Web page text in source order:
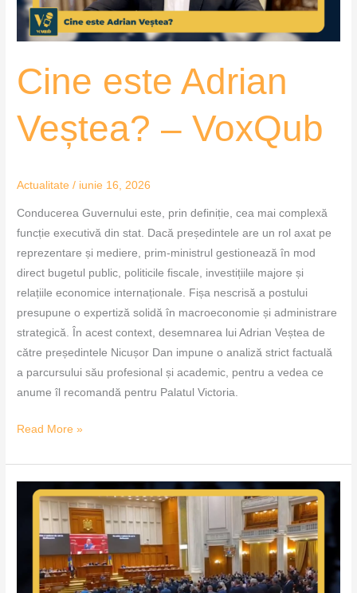
Cine este Adrian
Veștea? – VoxQub
Actualitate / iunie 16, 2026
Conducerea Guvernului este, prin definiție, cea mai complexă
funcție executivă din stat. Dacă președintele are un rol axat pe
reprezentare și mediere, prim-ministrul gestionează în mod
direct bugetul public, politicile fiscale, investițiile majore și
relațiile economice internaționale. Fișa nescrisă a postului
presupune o expertiză solidă în macroeconomie și administrare
strategică. În acest context, desemnarea lui Adrian Veștea de
către președintele Nicușor Dan impune o analiză strict factuală
a parcursului său profesional și academic, pentru a vedea ce
anume îl recomandă pentru Palatul Victoria.
Read More »
Moțiunea
împotriva
trecut